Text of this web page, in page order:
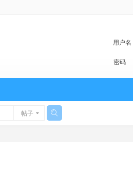
用户名
密码
帖子